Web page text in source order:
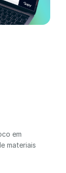
em
materiais